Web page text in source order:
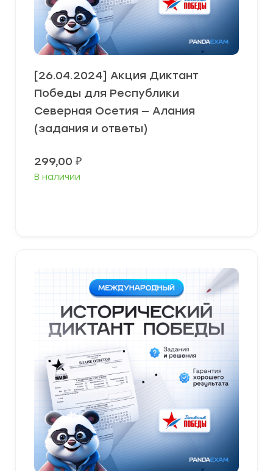
[26.04.2024] Акция Диктант
Победы для Республики
Северная Осетия — Алания
(задания и ответы)
299,00 ₽
В наличии